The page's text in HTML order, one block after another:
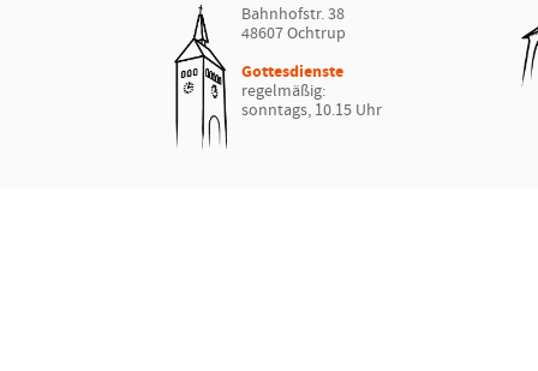
Bahnhofstr. 38
48607 Ochtrup
Gottesdienste
regelmäßig:
sonntags, 10.15 Uhr